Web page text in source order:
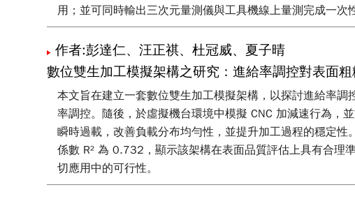
用；並可同時輸出三次元量測儀與工具機線上量測完成一次
作者:彭達仁、汪正祺、杜冠威、夏子晴
數位雙生加工模擬架構之研究：進給率調控對表面
本文旨在建立一套數位雙生加工模擬架構，以探討進給率
率調控。隨後，於虛擬機台環境中模擬 CNC 加減速行為，
瞬時過載，改善負載分布均勻性，並提升加工過程的穩定
係數 R² 為 0.732，顯示該架構在表面品質評估上具有合理
切應用中的可行性。